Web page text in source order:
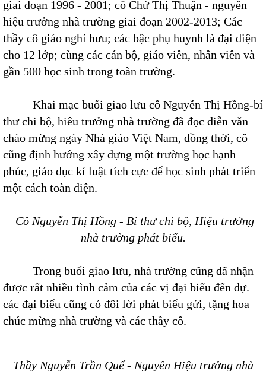
giai đoạn 1996 - 2001; cô Chử Thị Thuận - nguyên
hiệu trưởng nhà trường giai đoạn 2002-2013; Các
thầy cô giáo nghỉ hưu; các bậc phụ huynh là đại diện
cho 12 lớp; cùng các cán bộ, giáo viên, nhân viên và
gần 500 học sinh trong toàn trường.
Khai mạc buổi giao lưu cô Nguyễn Thị Hồng-bí
thư chi bộ, hiêu trưởng nhà trường đã đọc diễn văn
chào mừng ngày Nhà giáo Việt Nam, đồng thời, cô
cũng định hướng xây dựng một trường học hạnh
phúc, giáo dục kỉ luật tích cực để học sinh phát triển
một cách toàn diện.
Cô Nguyễn Thị Hồng - Bí thư chi bộ, Hiệu trưởng
nhà trường phát biểu.
Trong buổi giao lưu, nhà trường cũng đã nhận
được rất nhiều tình cảm của các vị đại biểu đến dự.
các đại biểu cũng có đôi lời phát biểu gửi, tặng hoa
chúc mừng nhà trường và các thầy cô.
Thầy Nguyễn Trần Quế - Nguyên Hiệu trưởng nhà